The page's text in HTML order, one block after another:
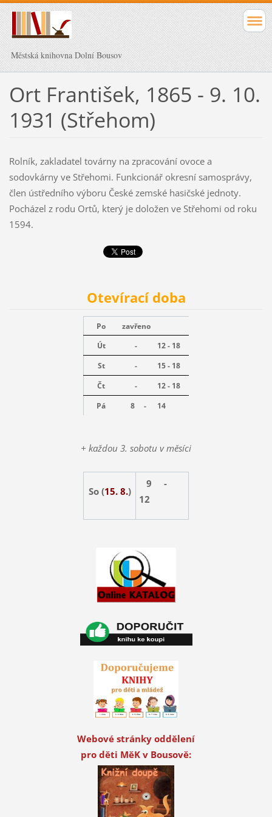
Městská knihovna Dolní Bousov
Ort František, 1865 - 9. 10.
1931 (Střehom)
Rolník, zakladatel továrny na zpracování ovoce a
sodovkárny ve Střehomi. Funkcionář okresní samosprávy,
člen ústředního výboru České zemské hasičské jednoty.
Pocházel z rodu Ortů, který je doložen ve Střehomi od roku
1594.
Otevírací doba
Po
zavřeno
Út
-
12 - 18
St
-
15 - 18
Čt
-
12 - 18
Pá
8 - 14
+ každou 3. sobotu v měsíci
So (15. 8.)
9 -
12
Webové stránky oddělení
pro děti MěK v Bousově: